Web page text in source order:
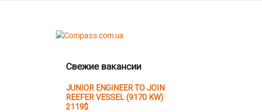
Свежие вакансии
JUNIOR ENGINEER TO JOIN
REEFER VESSEL (9170 KW)
2119$